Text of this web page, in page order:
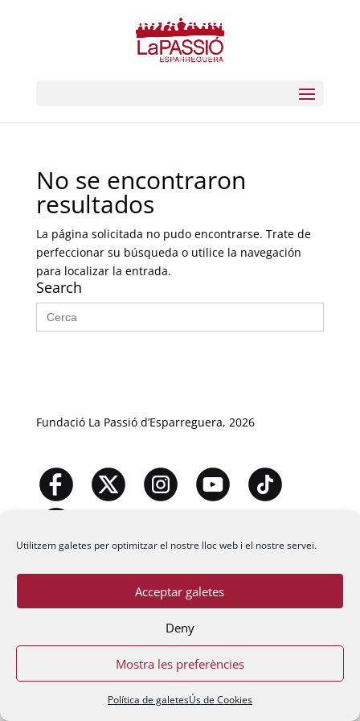
Utilitzem galetes per optimitzar el nostre lloc web i el nostre servei.
Acceptar galetes
Deny
Mostra les preferències
Política de galetesÚs de Cookies
No se encontraron
resultados
La página solicitada no pudo encontrarse. Trate de
perfeccionar su búsqueda o utilice la navegación
para localizar la entrada.
Search
Buscar:
Fundació La Passió d’Esparreguera, 2026